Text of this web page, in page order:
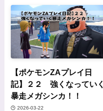
【ポケモンZAプレイ日
記】２２ 強くなっていく
暴走メガシンカ！！
2026-03-22